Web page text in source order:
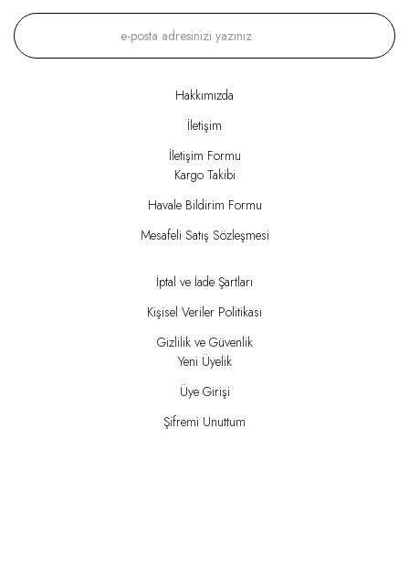
Hakkımızda
İletişim
İletişim Formu
Kargo Takibi
Havale Bildirim Formu
Mesafeli Satış Sözleşmesi
İptal ve İade Şartları
Kişisel Veriler Politikası
Gizlilik ve Güvenlik
Yeni Üyelik
Üye Girişi
Şifremi Unuttum